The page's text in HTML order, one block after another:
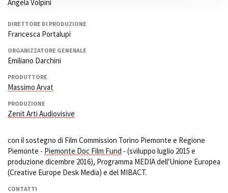
Angela Volpini
DIRETTORE DI PRODUZIONE
Francesca Portalupi
ORGANIZZATORE GENERALE
Emiliano Darchini
PRODUTTORE
Massimo Arvat
PRODUZIONE
Zenit Arti Audiovisive
con il sostegno di Film Commission Torino Piemonte e Regione
Piemonte - Piemonte Doc Film Fund - (sviluppo luglio 2015 e
produzione dicembre 2016), Programma MEDIA dell'Unione Europea
(Creative Europe Desk Media) e del MIBACT.
CONTATTI